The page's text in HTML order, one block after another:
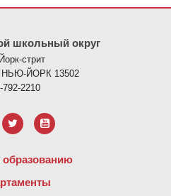
школьный округ
стрит
НЬЮ-ЙОРК 13502
792-2210
образованию